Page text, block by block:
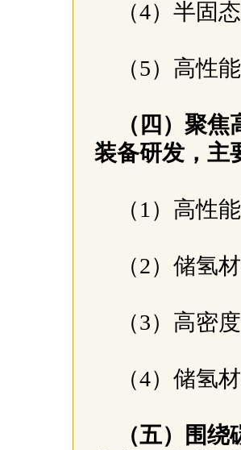
（4）半固
（5）高性
（四）聚
装备研发，主
（1）高性
（2）储氢
（3）高密
（4）储氢
（五）围